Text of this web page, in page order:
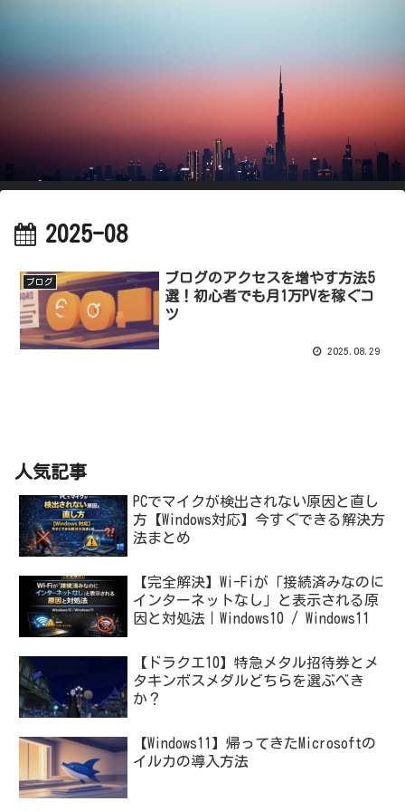
2025-08
ブログ
ブログのアクセスを増やす方法5
選！初心者でも月1万PVを稼ぐコ
ツ
2025.08.29
人気記事
PCでマイクが検出されない原因と直し
方【Windows対応】今すぐできる解決方
法まとめ
【完全解決】Wi-Fiが「接続済みなのに
インターネットなし」と表示される原
因と対処法｜Windows10 / Windows11
【ドラクエ10】特急メタル招待券とメ
タキンボスメダルどちらを選ぶべき
か？
【Windows11】帰ってきたMicrosoftの
イルカの導入方法